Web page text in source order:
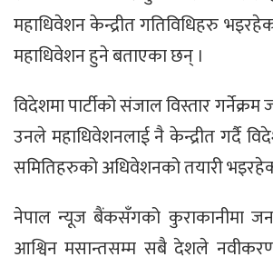
महाधिवेशन केन्द्रीत गतिविधिहरु
महाधिवेशन हुने बताएका छन् ।
विदेशमा पार्टीको संजाल विस्तार
उनले महाधिवेशनलाई नै केन्द्रीत गर्दै
समितिहरुको अधिवेशनको तयारी
नेपाल न्यूज बैंकसँगको कुराकानीमा
आश्विन मसान्तसम्म सबै देशले